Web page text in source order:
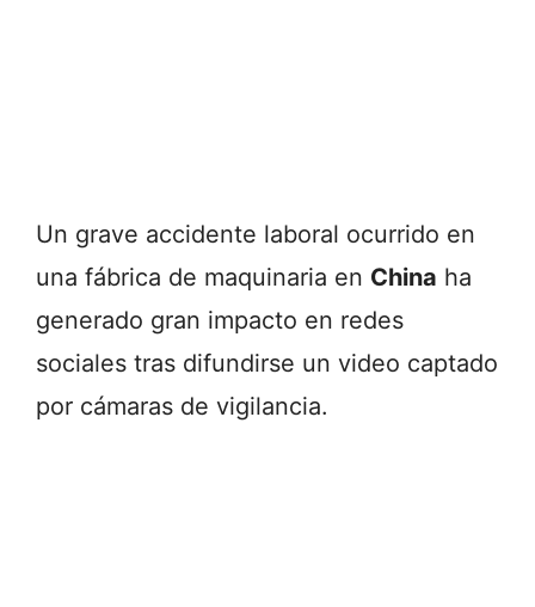
Un grave accidente laboral ocurrido en
una fábrica de maquinaria en China ha
generado gran impacto en redes
sociales tras difundirse un video captado
por cámaras de vigilancia.